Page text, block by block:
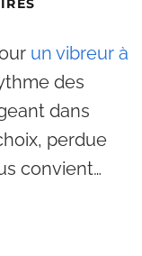
un vibreur à
des
dans
perdue
convient…